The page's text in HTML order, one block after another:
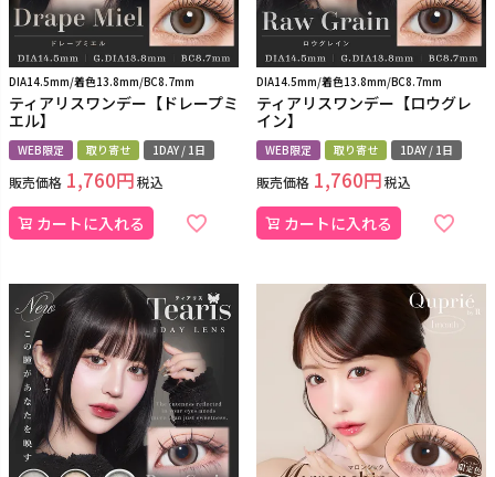
DIA14.5mm/着色13.8mm/BC8.7mm
ティアリスワンデー【ドレープミ
エル】
WEB限定 取り寄せ 1DAY / 1日
販売価格 1,760 税込
カートに入れる
DIA14.5mm/着色13.8mm/BC8.7mm
ティアリスワンデー【ロウグレ
イン】
WEB限定 取り寄せ 1DAY / 1日
販売価格 1,760 税込
カートに入れる